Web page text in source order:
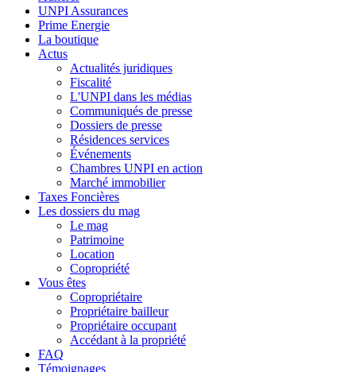
UNPI Assurances
Prime Energie
La boutique
Actus
Actualités juridiques
Fiscalité
L'UNPI dans les médias
Communiqués de presse
Dossiers de presse
Résidences services
Événements
Chambres UNPI en action
Marché immobilier
Taxes Foncières
Les dossiers du mag
Le mag
Patrimoine
Location
Copropriété
Vous êtes
Copropriétaire
Propriétaire bailleur
Propriétaire occupant
Accédant à la propriété
FAQ
Témoignages